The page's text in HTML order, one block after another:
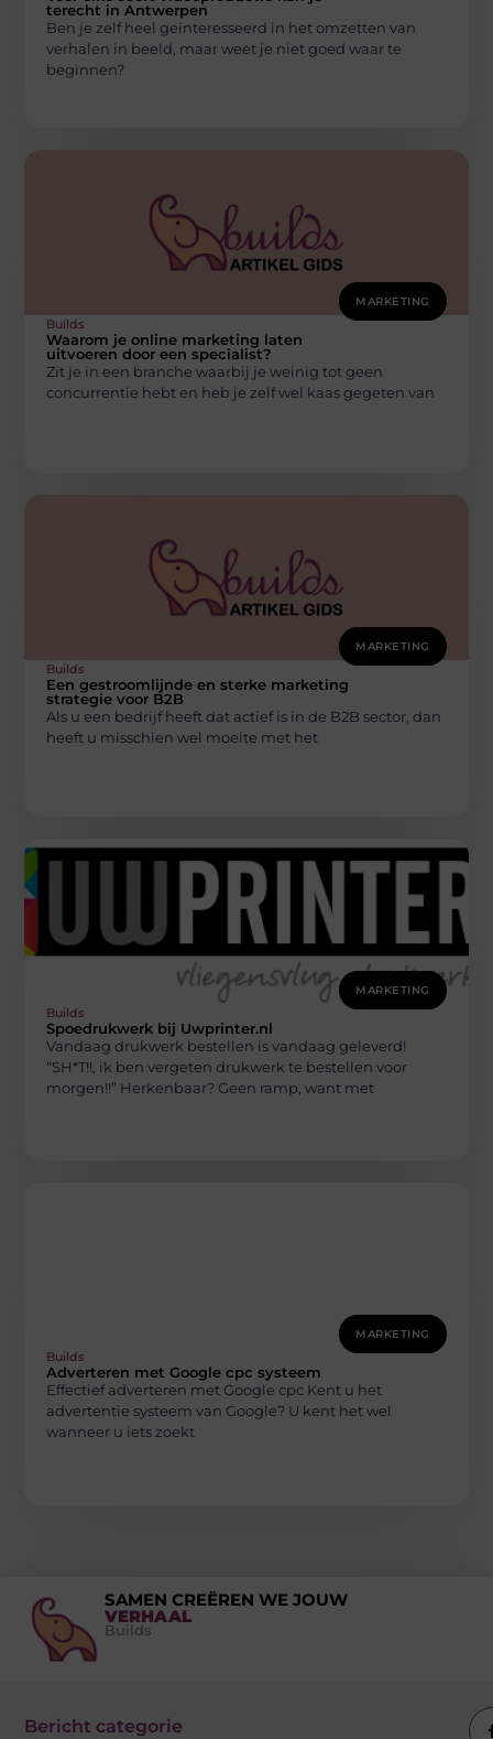
terecht in Antwerpen
Ben je zelf heel geïnteresseerd in het omzetten van
verhalen in beeld, maar weet je niet goed waar te
beginnen?
MARKETING
Builds
Waarom je online marketing laten
uitvoeren door een specialist?
Zit je in een branche waarbij je weinig tot geen
concurrentie hebt en heb je zelf wel kaas gegeten van
MARKETING
Builds
Een gestroomlijnde en sterke marketing
strategie voor B2B
Als u een bedrijf heeft dat actief is in de B2B sector, dan
heeft u misschien wel moeite met het
MARKETING
Builds
Spoedrukwerk bij Uwprinter.nl
Vandaag drukwerk bestellen is vandaag geleverd!
“SH*T!!, ik ben vergeten drukwerk te bestellen voor
morgen!!” Herkenbaar? Geen ramp, want met
MARKETING
Builds
Adverteren met Google cpc systeem
Effectief adverteren met Google cpc Kent u het
advertentie systeem van Google? U kent het wel
wanneer u iets zoekt
SAMEN CREËREN WE JOUW
VERHAAL
Builds
Bericht categorie